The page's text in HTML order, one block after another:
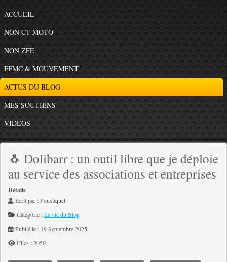
ACCUEIL
NON CT MOTO
NON ZFE
FFMC & MOUVEMENT
ACTUS DU BLOG
MES SOUTIENS
VIDEOS
🐧 Dolibarr : un outil libre que je déploie
au service des associations et entreprises
Détails
Écrit par :Poustiquet
Catégorie :La vie du Blog
Publié le : 19 Septembre 2025
Clics : 2050